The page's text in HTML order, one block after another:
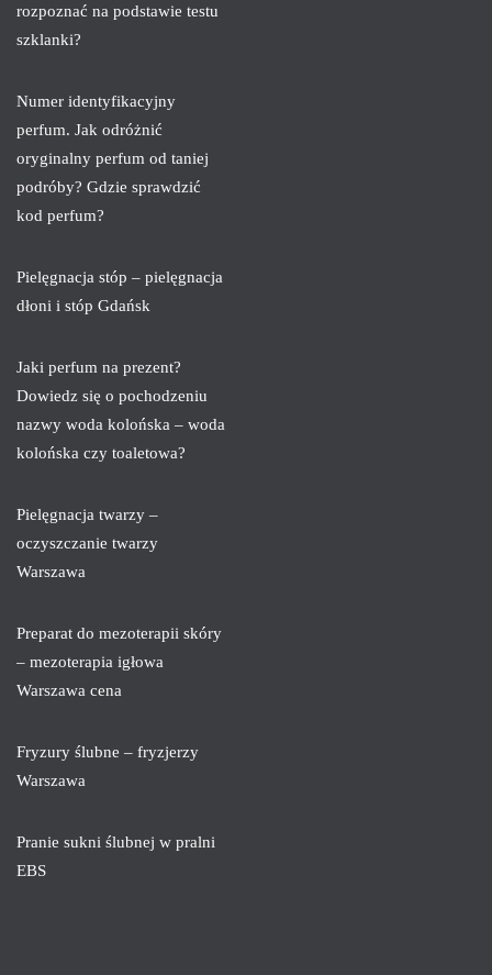
rozpoznać na podstawie testu
szklanki?
Numer identyfikacyjny
perfum. Jak odróżnić
oryginalny perfum od taniej
podróby? Gdzie sprawdzić
kod perfum?
Pielęgnacja stóp – pielęgnacja
dłoni i stóp Gdańsk
Jaki perfum na prezent?
Dowiedz się o pochodzeniu
nazwy woda kolońska – woda
kolońska czy toaletowa?
Pielęgnacja twarzy –
oczyszczanie twarzy
Warszawa
Preparat do mezoterapii skóry
– mezoterapia igłowa
Warszawa cena
Fryzury ślubne – fryzjerzy
Warszawa
Pranie sukni ślubnej w pralni
EBS